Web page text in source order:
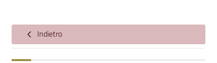
Indietro